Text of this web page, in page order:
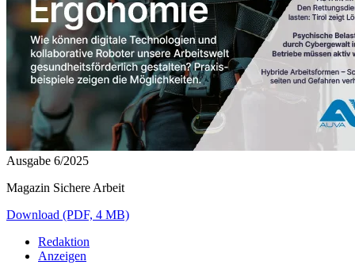
Ausgabe 6/2025
Magazin Sichere Arbeit
Download (PDF, 4 MB)
Redaktion
Anzeigen